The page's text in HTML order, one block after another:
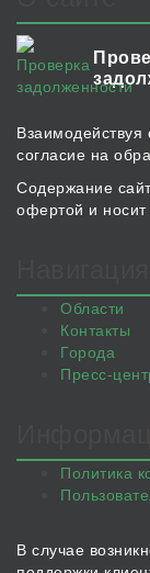
согласие на
Содержание
офертой и
Области
Контакты
Города
Пресс-
Политика
В случае